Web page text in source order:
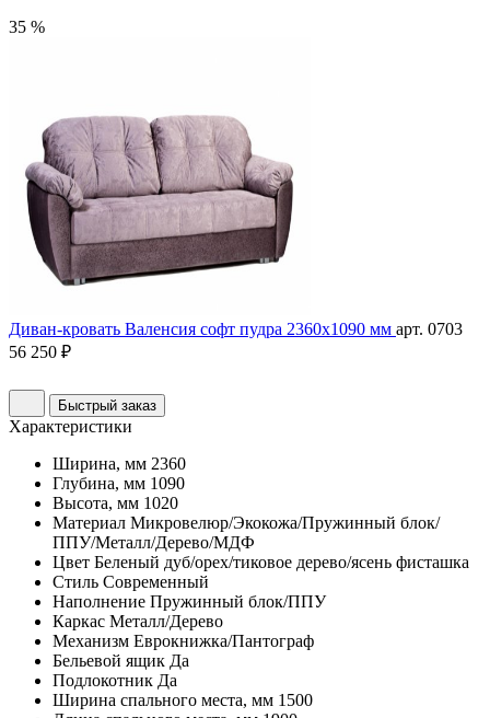
35 %
Диван-кровать Валенсия софт пудра 2360х1090 мм арт. 0703
56 250 ₽
Быстрый заказ
Характеристики
Ширина, мм 2360
Глубина, мм 1090
Высота, мм 1020
Материал Микровелюр/Экокожа/Пружинный блок/
ППУ/Металл/Дерево/МДФ
Цвет Беленый дуб/орех/тиковое дерево/ясень фисташка
Стиль Современный
Наполнение Пружинный блок/ППУ
Каркас Металл/Дерево
Механизм Еврокнижка/Пантограф
Бельевой ящик Да
Подлокотник Да
Ширина спального места, мм 1500